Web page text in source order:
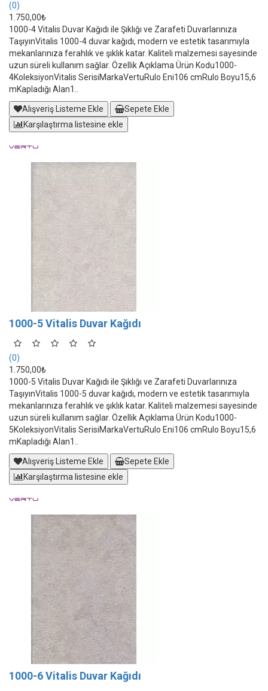
(0)
1.750,00₺
1000-4 Vitalis Duvar Kağıdı ile Şıklığı ve Zarafeti Duvarlarınıza
TaşıyınVitalis 1000-4 duvar kağıdı, modern ve estetik tasarımıyla
mekanlarınıza ferahlık ve şıklık katar. Kaliteli malzemesi sayesinde
uzun süreli kullanım sağlar. Özellik Açıklama Ürün Kodu1000-
4KoleksiyonVitalis SerisiMarkaVertuRulo Eni106 cmRulo Boyu15,6
mKapladığı Alan1..
Alışveriş Listeme Ekle
Sepete Ekle
Karşılaştırma listesine ekle
1000-5 Vitalis Duvar Kağıdı
(0)
1.750,00₺
1000-5 Vitalis Duvar Kağıdı ile Şıklığı ve Zarafeti Duvarlarınıza
TaşıyınVitalis 1000-5 duvar kağıdı, modern ve estetik tasarımıyla
mekanlarınıza ferahlık ve şıklık katar. Kaliteli malzemesi sayesinde
uzun süreli kullanım sağlar. Özellik Açıklama Ürün Kodu1000-
5KoleksiyonVitalis SerisiMarkaVertuRulo Eni106 cmRulo Boyu15,6
mKapladığı Alan1..
Alışveriş Listeme Ekle
Sepete Ekle
Karşılaştırma listesine ekle
1000-6 Vitalis Duvar Kağıdı